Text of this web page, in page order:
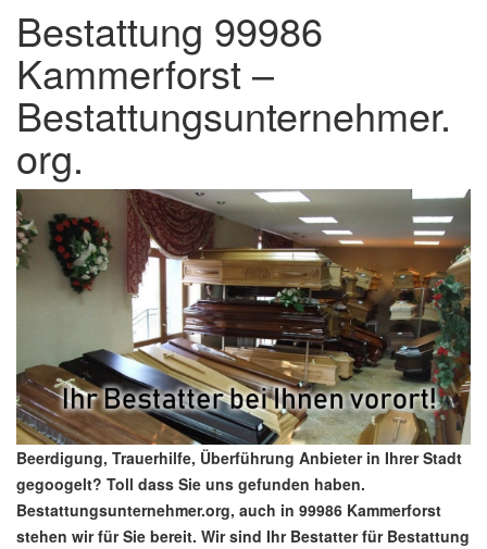
Bestattung 99986
Kammerforst –
Bestattungsunternehmer.
org.
Beerdigung, Trauerhilfe, Überführung Anbieter in Ihrer Stadt
gegoogelt? Toll dass Sie uns gefunden haben.
Bestattungsunternehmer.org, auch in 99986 Kammerforst
stehen wir für Sie bereit. Wir sind Ihr Bestatter für Bestattung